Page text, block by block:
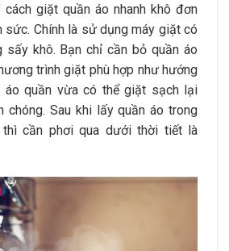
cách giặt quần áo nhanh khô đơn
sức. Chính là sử dụng máy giặt có
sấy khô. Bạn chỉ cần bỏ quần áo
trình giặt phù hợp như hướng
áo quần vừa có thể giặt sạch lại
chóng. Sau khi lấy quần áo trong
thì cần phơi qua dưới thời tiết là